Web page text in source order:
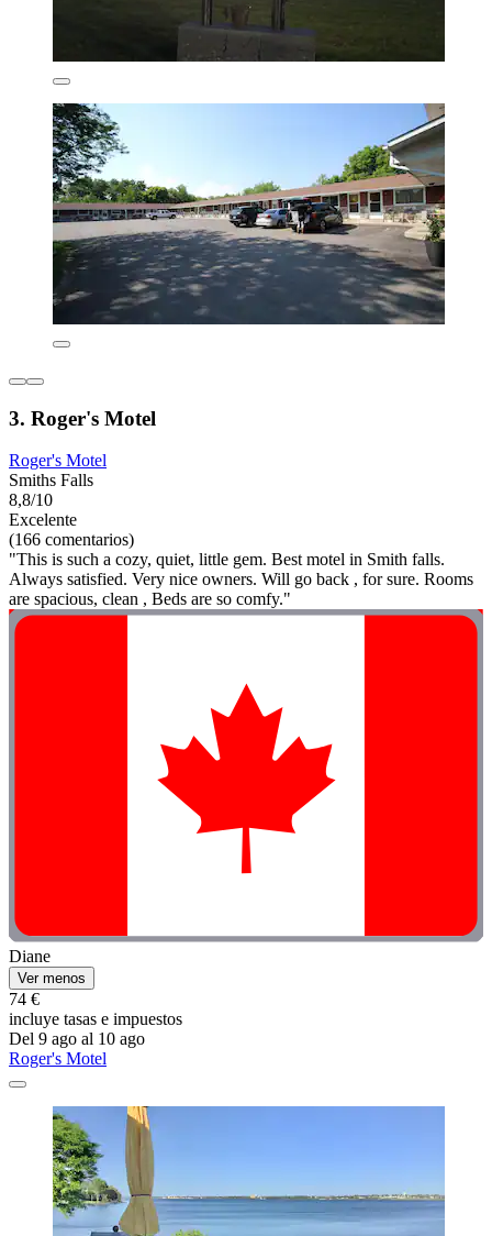
3. Roger's Motel
Roger's Motel
Smiths Falls
8,8/10
Excelente
(166 comentarios)
"This is such a cozy, quiet, little gem. Best motel in Smith falls.
Always satisfied. Very nice owners. Will go back , for sure. Rooms
are spacious, clean , Beds are so comfy."
Diane
Ver menos
74 €
incluye tasas e impuestos
Del 9 ago al 10 ago
Roger's Motel